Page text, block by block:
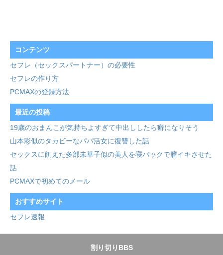
コンテンツ
セフレ（セックスパートナー）の必要性
セフレの作り方
PCMAXの登録方法
最近の投稿
19歳のおまんこが気持ちよすぎて中出ししたら癖になりそう
山本彩似のタカビーなパパ活女に復讐した話
セックスに飢えた多部未華子似の美人を寝バックで膣イキさせた
話
PCMAXで初めてのメール
おすすめサイト
セフレ速報
割り切りBBS